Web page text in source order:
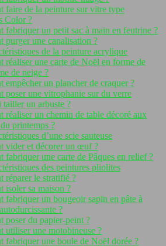
faire de la peinture sur vitre type
Color ?
fabriquer un petit sac à main en feutrine ?
purger une canalisation ?
de la peinture acrylique
réaliser une carte de Noël en forme de
de neige ?
empêcher un plancher de craquer ?
poser une vitrophanie sur du verre
tailler un arbuste ?
réaliser un chemin de table décoré aux
printemps ?
d’une scie sauteuse
vider et décorer un œuf ?
fabriquer une carte de Pâques en relief ?
des peintures pliolites
réparer le stratifié ?
isoler sa maison ?
fabriquer un bougeoir sapin en pâte à
?
poser du papier-peint ?
utiliser une motobineuse ?
fabriquer une boule de Noël dorée ?